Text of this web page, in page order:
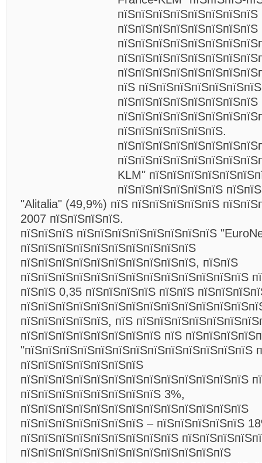
пїЅпїЅпїЅпїЅпїЅпїЅпїЅпїЅ
пїЅ пїЅпїЅпїЅпїЅпїЅпїЅпїЅ
пїЅпїЅпїЅпїЅпїЅпїЅпїЅпїЅ
пїЅпїЅпїЅпїЅпїЅпїЅ.
KLM"
пїЅпїЅпїЅпїЅпїЅпїЅ
"Alitalia" (49,9%) пїЅ пїЅпїЅпїЅпїЅпїЅ
2007 пїЅпїЅпїЅпїЅ.
пїЅпїЅпїЅ пїЅпїЅпїЅпїЅпїЅпїЅпїЅпїЅ
пїЅпїЅпїЅпїЅпїЅпїЅпїЅпїЅпїЅпїЅ
пїЅпїЅпїЅпїЅпїЅпїЅпїЅпїЅпїЅпїЅ, пїЅпїЅ
пїЅпїЅпїЅпїЅпїЅпїЅпїЅпїЅпїЅпїЅпїЅпїЅпїЅ
пїЅпїЅ 0,35 пїЅпїЅпїЅпїЅ пїЅпїЅ
пїЅпїЅпїЅпїЅпїЅ, пїЅ
пїЅпїЅпїЅпїЅпїЅпїЅпїЅпїЅ пїЅ
"пїЅпїЅпїЅпїЅпїЅпїЅпїЅпїЅпїЅпїЅпїЅпїЅпїЅ
пїЅпїЅпїЅпїЅпїЅпїЅпїЅ
пїЅпїЅпїЅпїЅпїЅпїЅпїЅпїЅпїЅпїЅпїЅпїЅпїЅ
пїЅпїЅпїЅпїЅпїЅпїЅпїЅпїЅ 3%,
пїЅпїЅпїЅпїЅпїЅпїЅпїЅпїЅпїЅпїЅпїЅпїЅпїЅ
пїЅпїЅпїЅпїЅпїЅпїЅпїЅ – пїЅпїЅпїЅпїЅпїЅ
пїЅпїЅпїЅпїЅпїЅпїЅпїЅпїЅпїЅ
пїЅпїЅпїЅпїЅпїЅпїЅпїЅпїЅпїЅпїЅпїЅпїЅ